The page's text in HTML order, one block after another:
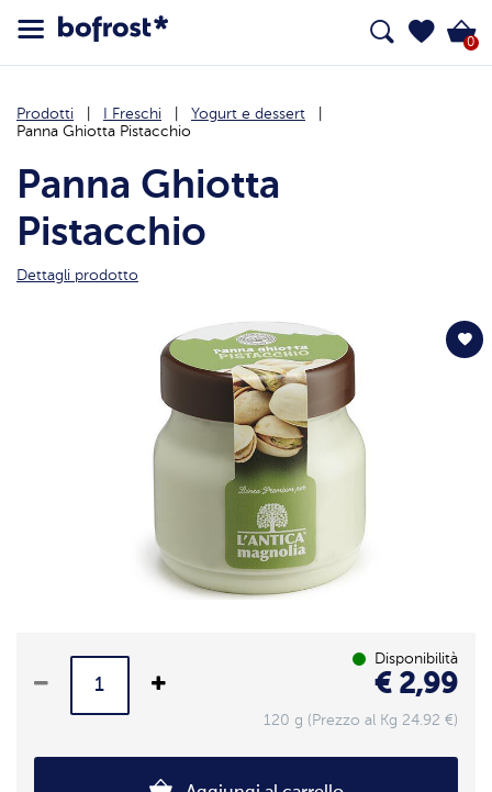
0
Prodotti I Freschi
Yogurt e dessert
Panna Ghiotta Pistacchio
Panna Ghiotta
Pistacchio
Dettagli prodotto
Disponibilità
€ 2,99
120 g (Prezzo al Kg 24.92 €)